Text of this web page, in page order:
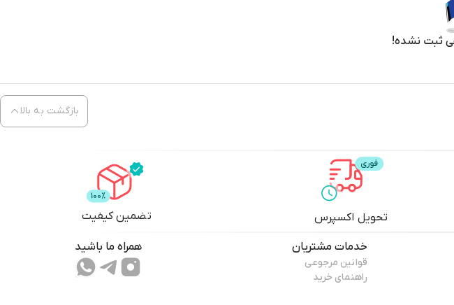
عطر تجربه‌ای راحت و مطمئن بود."
دکتر عطر بسیار حرفه‌ای بود."
کرده است.
ثبت نشده!
بازگشت به بالا
تحویل اکسپرس تضمین کیفیت
خدمات مشتریان
قوانین مرجوعی
راهنمای خرید
همراه ما باشید